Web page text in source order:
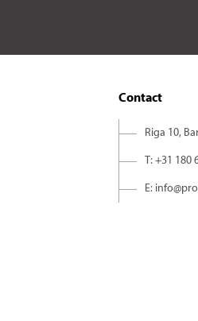
Contact
Riga 10,
T: +31 180
E: